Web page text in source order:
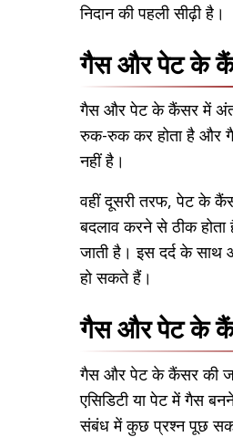
निदान की पहली सीढ़ी है।
गैस और पेट के
गैस और पेट के कैंसर में
रुक-रुक कर होता है और
नहीं है।
वहीं दूसरी तरफ, पेट के
बदलाव करने से ठीक
जाती है। इस दर्द के
हो सकते हैं।
गैस और पेट के
गैस और पेट के कैंसर की जांच
एसिडिटी या पेट में गैस
संबंध में कुछ प्रश्न पूछ